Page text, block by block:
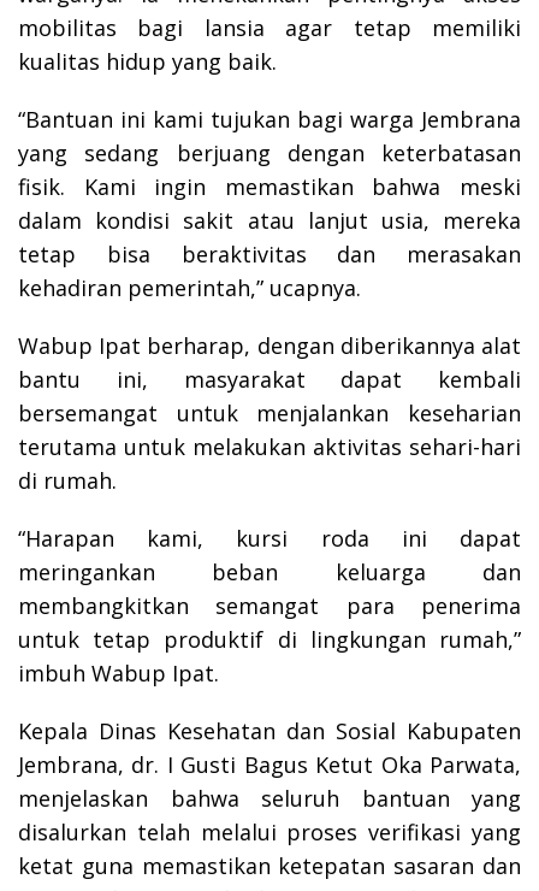
mobilitas bagi lansia agar tetap memiliki
kualitas hidup yang baik.
“Bantuan ini kami tujukan bagi warga Jembrana
yang sedang berjuang dengan keterbatasan
fisik. Kami ingin memastikan bahwa meski
dalam kondisi sakit atau lanjut usia, mereka
tetap bisa beraktivitas dan merasakan
kehadiran pemerintah,” ucapnya.
Wabup Ipat berharap, dengan diberikannya alat
bantu ini, masyarakat dapat kembali
bersemangat untuk menjalankan keseharian
terutama untuk melakukan aktivitas sehari-hari
di rumah.
“Harapan kami, kursi roda ini dapat
meringankan beban keluarga dan
membangkitkan semangat para penerima
untuk tetap produktif di lingkungan rumah,”
imbuh Wabup Ipat.
Kepala Dinas Kesehatan dan Sosial Kabupaten
Jembrana, dr. I Gusti Bagus Ketut Oka Parwata,
menjelaskan bahwa seluruh bantuan yang
disalurkan telah melalui proses verifikasi yang
ketat guna memastikan ketepatan sasaran dan